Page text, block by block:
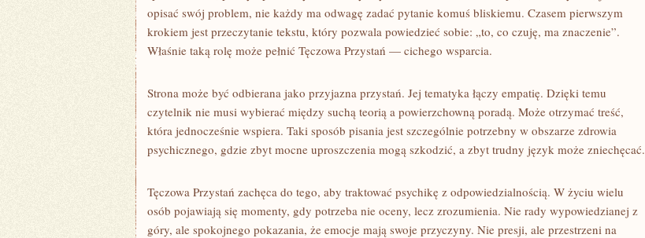
opisać swój problem, nie każdy ma odwagę zadać pytanie komuś bliskiemu. Czasem pierwszym
krokiem jest przeczytanie tekstu, który pozwala powiedzieć sobie: „to, co czuję, ma znaczenie”.
Właśnie taką rolę może pełnić Tęczowa Przystań — cichego wsparcia.
Strona może być odbierana jako przyjazna przystań. Jej tematyka łączy empatię. Dzięki temu
czytelnik nie musi wybierać między suchą teorią a powierzchowną poradą. Może otrzymać treść,
która jednocześnie wspiera. Taki sposób pisania jest szczególnie potrzebny w obszarze zdrowia
psychicznego, gdzie zbyt mocne uproszczenia mogą szkodzić, a zbyt trudny język może zniechęcać.
Tęczowa Przystań zachęca do tego, aby traktować psychikę z odpowiedzialnością. W życiu wielu
osób pojawiają się momenty, gdy potrzeba nie oceny, lecz zrozumienia. Nie rady wypowiedzianej z
góry, ale spokojnego pokazania, że emocje mają swoje przyczyny. Nie presji, ale przestrzeni na